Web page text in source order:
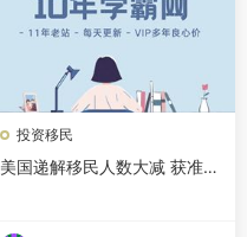
投资移民
美国递解移民人数大减 获准留